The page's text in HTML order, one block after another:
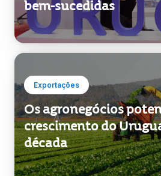
Exportações
Os agronegócios
década
Quantidade
1 / 1